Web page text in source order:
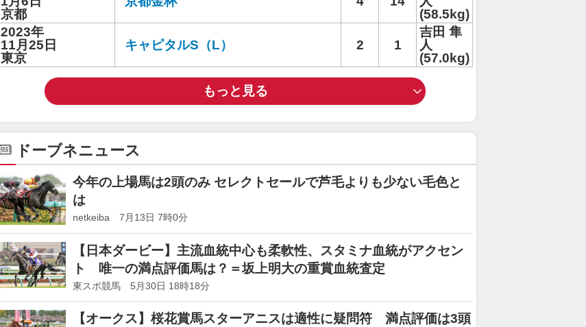
京都
(58.5kg)
2023年
11月25日
東京
キャピタルS（L） 2 1
吉田 隼
人
(57.0kg)
もっと見る
ドーブネニュース
今年の上場馬は2頭のみ セレクトセールで芦毛よりも少ない毛色と
は
netkeiba 7月13日 7時0分
【日本ダービー】主流血統中心も柔軟性、スタミナ血統がアクセン
ト 唯一の満点評価馬は？＝坂上明大の重賞血統査定
東スポ競馬 5月30日 18時18分
【オークス】桜花賞馬スターアニスは適性に疑問符 満点評価は3頭